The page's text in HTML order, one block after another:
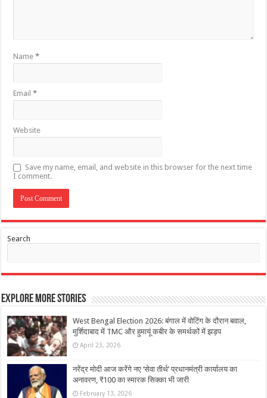
Name*
Email*
Website
Save my name, email, and website in this browser for the next time
I comment.
Search
Explore More Stories
West Bengal Election 2026: बंगाल में वोटिंग के दौरान बवाल,
मुर्शिदाबाद में TMC और हुमायूं कबीर के समर्थकों में झड़प
April 23, 2026
नरेंद्र मोदी आज करेंगे नए ‘सेवा तीर्थ’ प्रधानमंत्री कार्यालय का
अनावरण, ₹100 का स्मारक सिक्का भी जारी
February 13, 2026